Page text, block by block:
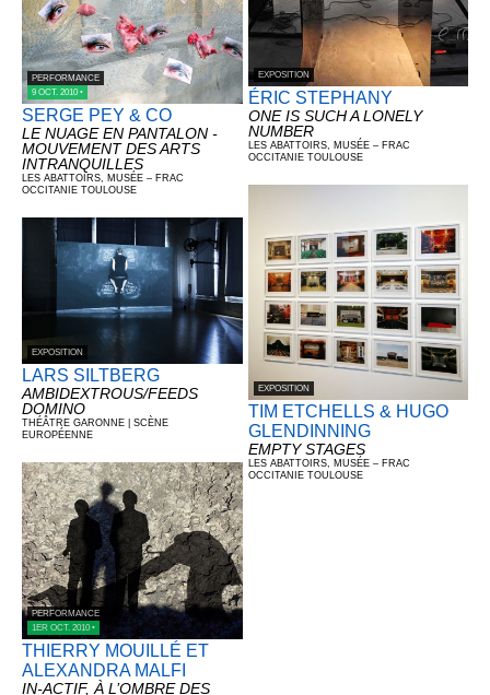
PERFORMANCE
9 OCT. 2010 •
SERGE PEY & CO
LE NUAGE EN PANTALON -
MOUVEMENT DES ARTS
INTRANQUILLES
LES ABATTOIRS, MUSÉE – FRAC
OCCITANIE TOULOUSE
EXPOSITION
LARS SILTBERG
AMBIDEXTROUS/FEEDS
DOMINO
THÉÂTRE GARONNE | SCÈNE
EUROPÉENNE
PERFORMANCE
1ER OCT. 2010 •
THIERRY MOUILLÉ ET
ALEXANDRA MALFI
IN-ACTIF, À L’OMBRE DES
EXPOSITION
ÉRIC STEPHANY
ONE IS SUCH A LONELY
NUMBER
LES ABATTOIRS, MUSÉE – FRAC
OCCITANIE TOULOUSE
EXPOSITION
TIM ETCHELLS & HUGO
GLENDINNING
EMPTY STAGES
LES ABATTOIRS, MUSÉE – FRAC
OCCITANIE TOULOUSE